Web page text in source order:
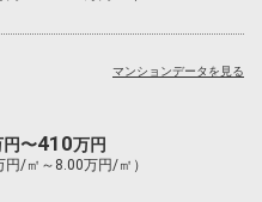
円〜410万円
円/㎡～8.00万円/㎡）
マンションデータを見る